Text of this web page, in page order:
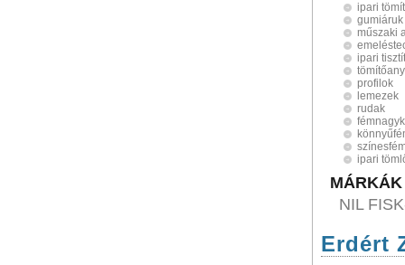
ipari
gumiáruk
műszaki
ipari
profilok
lemezek
rudak
ipari
MÁRKÁK
NIL
Erdért